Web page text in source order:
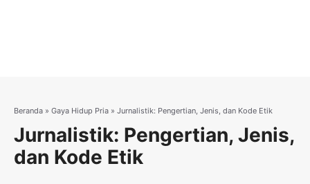
Beranda » Gaya Hidup Pria » Jurnalistik: Pengertian, Jenis, dan Kode Etik
Jurnalistik: Pengertian, Jenis,
dan Kode Etik